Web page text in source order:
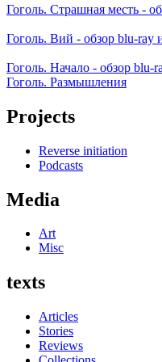
Гоголь. Страшная месть -
Гоголь. Вий - обзор blu-ray
Гоголь. Начало - обзор blu-
Гоголь. Размышления
Projects
Reverse initiation
Podcasts
Media
Art
Misc
texts
Articles
Stories
Reviews